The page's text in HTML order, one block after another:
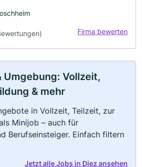
Firma bewerten
Umgebung: Vollzeit,
& mehr
in Vollzeit, Teilzeit, zur
Minijob – auch für
Berufseinsteiger. Einfach filtern
Jetzt alle Jobs in Diez ansehen